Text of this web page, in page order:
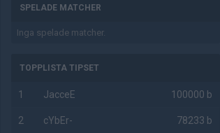
SPELADE MATCHER
Inga spelade matcher.
TOPPLISTA TIPSET
1 JacceE 100000 b
2 cYbEr- 78233 b